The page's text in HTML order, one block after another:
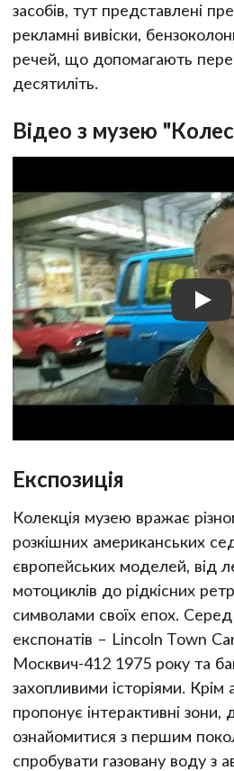
засобів, тут представлені
рекламні вивіски,
речей, що допомагають
десятиліть.
Відео з музею
Експозиція
Колекція музею вражає
розкішних американських
європейських моделей, від
мотоциклів до рідкісних
символами своїх епох. Серед
експонатів – Lincoln Town
Москвич-412 1975 року та
захопливими історіями. Крім
пропонує інтерактивні
ознайомитися з першим
спробувати газовану воду з